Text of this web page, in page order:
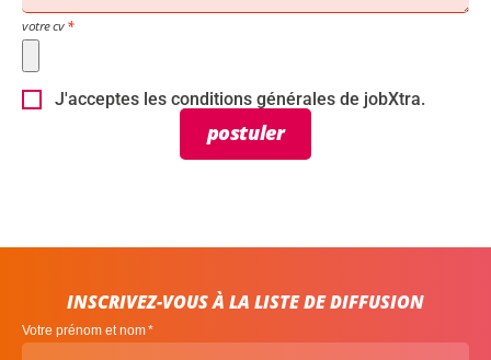
votre cv
J'acceptes les conditions générales de jobXtra.
postuler
INSCRIVEZ-VOUS À LA LISTE DE DIFFUSION
Votre prénom et nom